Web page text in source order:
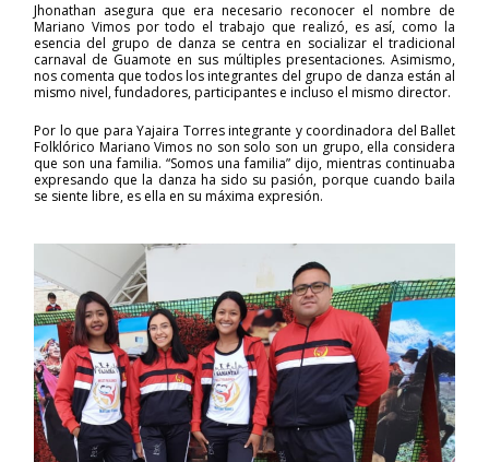
Jhonathan asegura que era necesario reconocer el nombre de
Mariano Vimos por todo el trabajo que realizó, es así, como la
esencia del grupo de danza se centra en socializar el tradicional
carnaval de Guamote en sus múltiples presentaciones. Asimismo,
nos comenta que todos los integrantes del grupo de danza están al
mismo nivel, fundadores, participantes e incluso el mismo director.
Por lo que para Yajaira Torres integrante y coordinadora del Ballet
Folklórico Mariano Vimos no son solo son un grupo, ella considera
que son una familia. “Somos una familia” dijo, mientras continuaba
expresando que la danza ha sido su pasión, porque cuando baila
se siente libre, es ella en su máxima expresión.